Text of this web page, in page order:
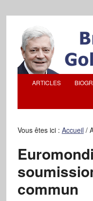
ARTICLES
Vous êtes ici : Accueil /
commun